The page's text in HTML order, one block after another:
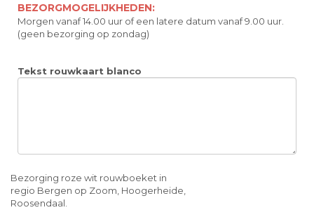
BEZORGMOGELIJKHEDEN:
Morgen vanaf 14.00 uur of een latere datum vanaf 9.00 uur.
(geen bezorging op zondag)
Tekst rouwkaart blanco
Bezorging roze wit rouwboeket in
regio Bergen op Zoom, Hoogerheide,
Roosendaal.